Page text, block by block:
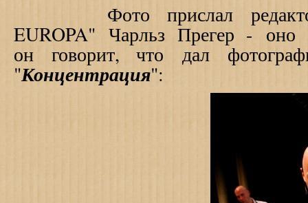
Фото прислал редактор
EUROPA" Чарльз Прегер - оно
он говорит, что дал
"Концентрация":